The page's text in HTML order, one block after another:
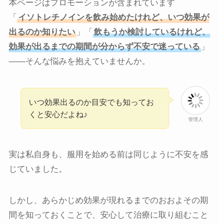
本ページはプロモーションが含まれています
「 イソトレチノインを飲み始めたけれど、いつ効果が
出るのか知りたい」「 飲もうか検討しているけれど、
効果が出るまでの期間が分からず不安で迷っている」
——そんな悩みを抱えていませんか。
管理人
いつ効果出るのか目安でも知ってお
くと安心だよね♪
実は私自身も、服用を始める前は同じように不安を感
じていました。
しかし、あらかじめ効果が現れるまでのおおよその期
間を知っておくことで、安心して治療に取り組むこと